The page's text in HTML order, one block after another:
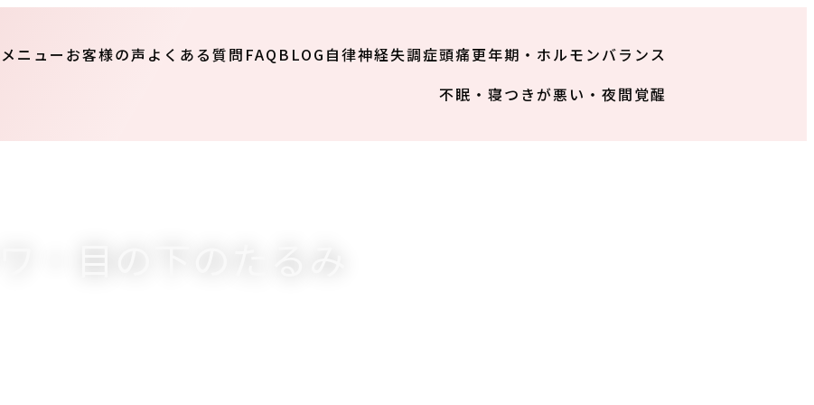
メニュー お客様の声 よくある質問FAQ BLOG 自律神経失調症頭痛更年期・ホルモンバランス
不眠・寝つきが悪い・夜間覚醒